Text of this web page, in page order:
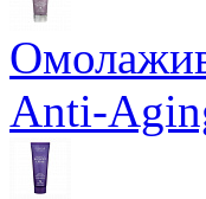
Anti-